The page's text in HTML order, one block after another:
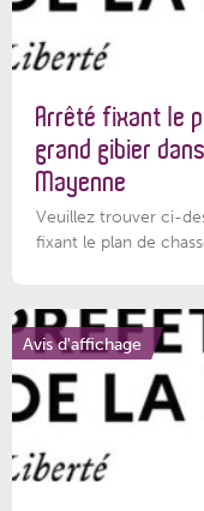
Arrêté fixant le
grand gibier
Mayenne
Veuillez trouver ci-
fixant le plan de
Avis d'affichage